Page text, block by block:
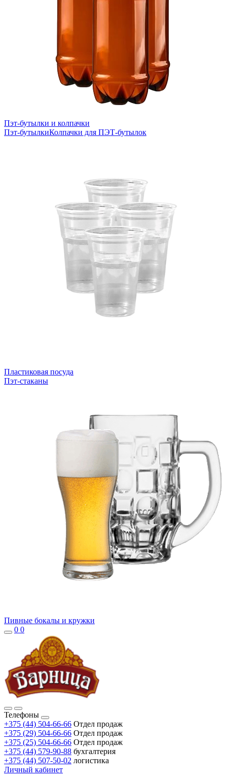
Пэт-бутылки и колпачки
Пэт-бутылкиКолпачки для ПЭТ-бутылок
Пластиковая посуда
Пэт-стаканы
Пивные бокалы и кружки
0 0
Телефоны
+375 (44) 504-66-66 Отдел продаж
+375 (29) 504-66-66 Отдел продаж
+375 (25) 504-66-66 Отдел продаж
+375 (44) 579-90-88 бухгалтерия
+375 (44) 507-50-02 логистика
Личный кабинет